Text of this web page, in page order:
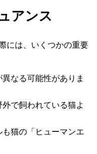
アンス
には、いくつかの重要
なる可能性がありま
で飼われている猫よ
猫の「ヒューマンエ